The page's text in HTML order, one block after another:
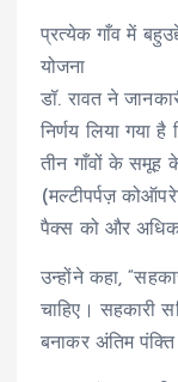
प्रत्येक गाँव में
योजना
डॉ. रावत ने
निर्णय लिया गया
तीन गाँवों के समूह
(मल्टीपर्पज़
पैक्स को और
उन्होंने कहा,
चाहिए। सहकारी
बनाकर अंतिम पंक्ति